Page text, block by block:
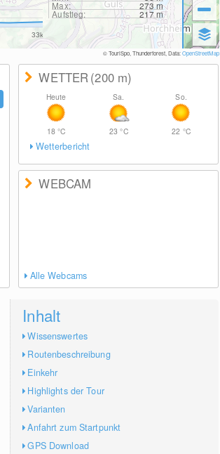
33km
Max: 273m
Aufstieg: 217m
© TouriSpo, Thunderforest, Data:OpenStreetMap
WETTER(200 m)
Heute
18°C
Sa.
23°C
So.
22 °C
Wetterbericht
WEBCAM
Alle Webcams
Inhalt
Wissenswertes
Routenbeschreibung
Einkehr
Highlights der Tour
Varianten
Anfahrt zum Startpunkt
GPS Download